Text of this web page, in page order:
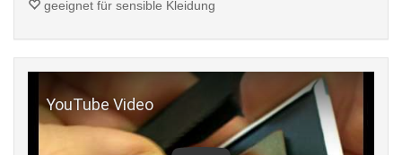
geeignet für sensible Kleidung